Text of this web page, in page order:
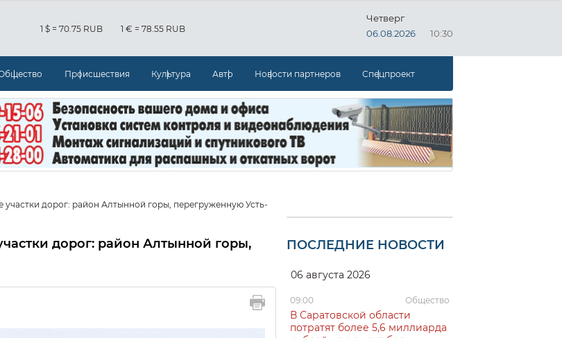
1 $ = 70.75 RUB 1 € = 78.55 RUB
Четверг
06.08.2026
10:30
Происшествия Культура Авто Новости партнеров Спецпроект
дорог: район Алтынной горы, перегруженную Усть-
дорог: район Алтынной горы,
ПОСЛЕДНИЕ НОВОСТИ
06 августа 2026
09:00 Общество
В Саратовской области
потратят более 5,6 миллиарда